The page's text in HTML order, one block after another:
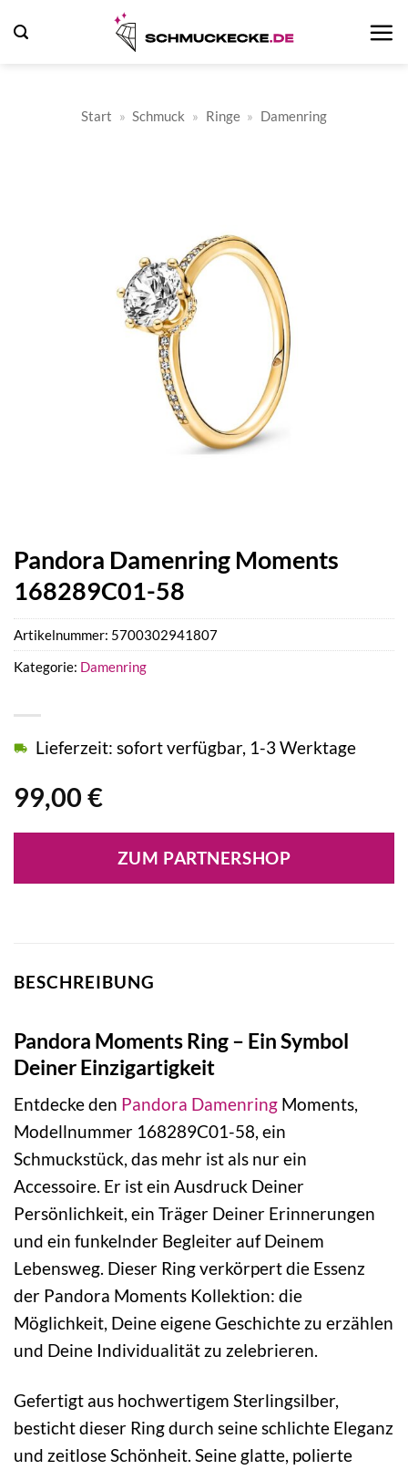
Inhalt
Start » Schmuck » Ringe » Damenring
Pandora Damenring Moments
168289C01-58
99,00 €
Lieferzeit: sofort verfügbar, 1-3 Werktage
ZUM PARTNERSHOP
Artikelnummer: 5700302941807
Kategorie: Damenring
BESCHREIBUNG
Pandora Moments Ring – Ein Symbol
Deiner Einzigartigkeit
Entdecke den Pandora Damenring Moments,
Modellnummer 168289C01-58, ein
Schmuckstück, das mehr ist als nur ein
Accessoire. Er ist ein Ausdruck Deiner
Persönlichkeit, ein Träger Deiner Erinnerungen
und ein funkelnder Begleiter auf Deinem
Lebensweg. Dieser Ring verkörpert die Essenz
der Pandora Moments Kollektion: die
Möglichkeit, Deine eigene Geschichte zu erzählen
und Deine Individualität zu zelebrieren.
Gefertigt aus hochwertigem Sterlingsilber,
besticht dieser Ring durch seine schlichte Eleganz
und zeitlose Schönheit. Seine glatte, polierte